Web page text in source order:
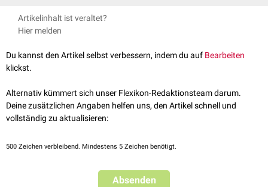
Typische Indikationen für eine Bougierung sind Stenosen oder
Ösophagus
Artikelinhalt ist veraltet?
Hier melden
Du kannst den Artikel selbst verbessern, indem du auf Bearbeiten
klickst.
Alternativ kümmert sich unser Flexikon-Redaktionsteam darum.
Deine zusätzlichen Angaben helfen uns, den Artikel schnell und
vollständig zu aktualisieren:
500 Zeichen verbleibend. Mindestens 5 Zeichen benötigt.
Absenden